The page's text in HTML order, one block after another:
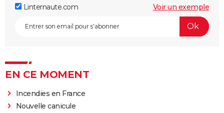
Linternaute.com Voir un exemple
EN CE MOMENT
Incendies en France
Nouvelle canicule